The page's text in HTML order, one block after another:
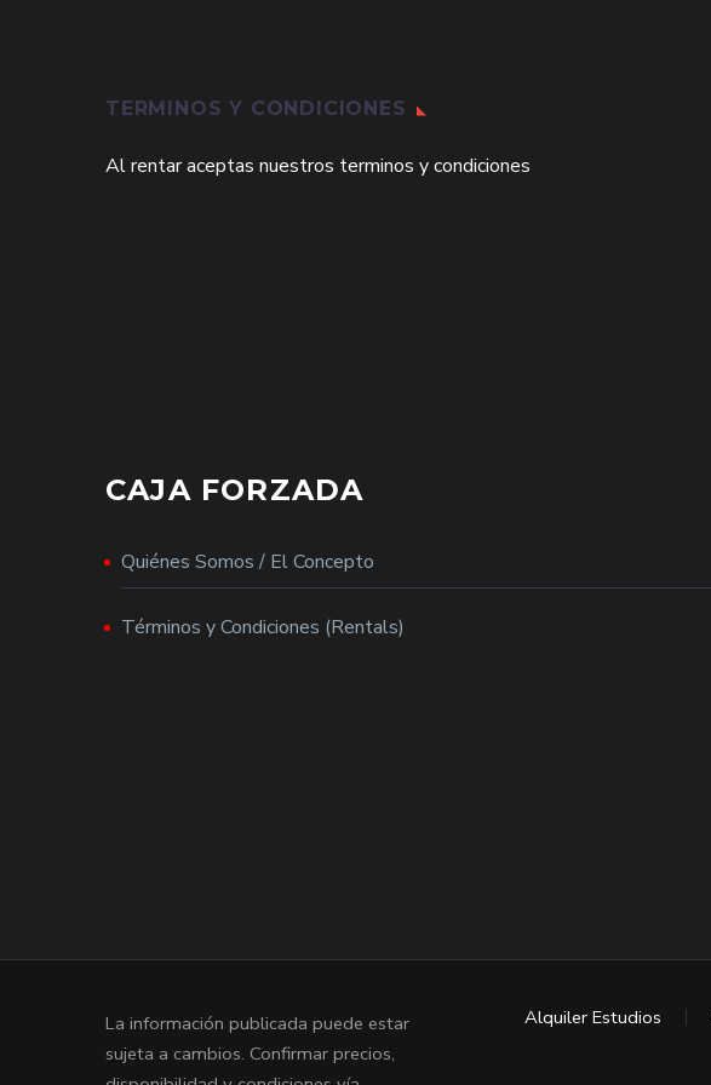
TERMINOS Y CONDICIONES
Al rentar aceptas nuestros terminos y condiciones
CAJA FORZADA
Quiénes Somos / El Concepto
Términos y Condiciones (Rentals)
Alquiler Estudios
La información publicada puede estar
sujeta a cambios. Confirmar precios,